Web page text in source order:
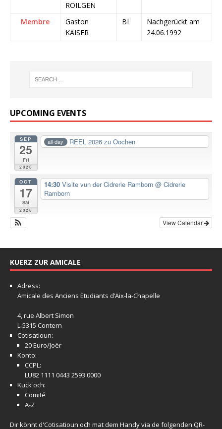
ROILGEN
Membre
Gaston
KAISER
BI
Nachgerückt am
24.06.1992
UPCOMING EVENTS
SEP
25
Fri
2026
all-day REEL 2026 zu Oochen
OCT
17
Sat
2026
14:30 Visite vun der Cidrerie Ramborn @ Cidrerie
Ramborn
View Calendar
KUERZ ZUR AMICALE
Adress:
Amicale des Anciens Etudiants d’Aix-la-Chapelle
4, rue Albert Simon
L-5315 Contern
Cotisatioun:
20 Euro/Joër
Konto:
CCPL:
LU82 1111 0443 2593 0000
Kuck och:
Comité
A-Z
Dir könnt d'Cotisatioun och mat dem Handy via de folgenden QR-